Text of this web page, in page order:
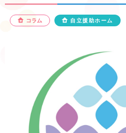
コラム 自立援助ホーム